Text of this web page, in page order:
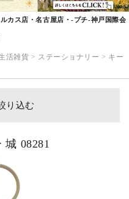
ス店・名古屋店・-プチ-神戸国際会
活雑貨 > ステーショナリー > キー
り込む
城 08281